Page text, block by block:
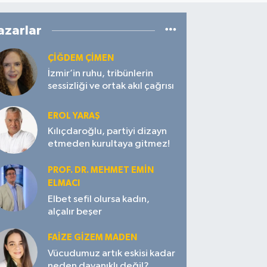
ÇIĞDEM ÇIMEN
İzmir’in ruhu, tribünlerin
sessizliği ve ortak akıl çağrısı
EROL YARAŞ
Kılıçdaroğlu, partiyi dizayn
etmeden kurultaya gitmez!
PROF. DR. MEHMET EMIN
ELMACI
Elbet sefil olursa kadın,
alçalır beşer
FAIZE GIZEM MADEN
Vücudumuz artık eskisi kadar